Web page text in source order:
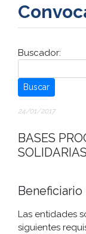
Buscador:
Buscar
24/01/2017
BASES
Beneficiario
Las entidades
siguientes